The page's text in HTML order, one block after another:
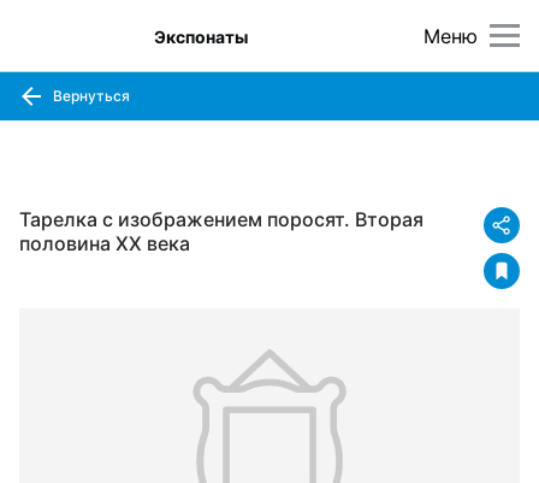
Меню
Экспонаты
Вернуться
Тарелка с изображением поросят. Вторая
половина XX века